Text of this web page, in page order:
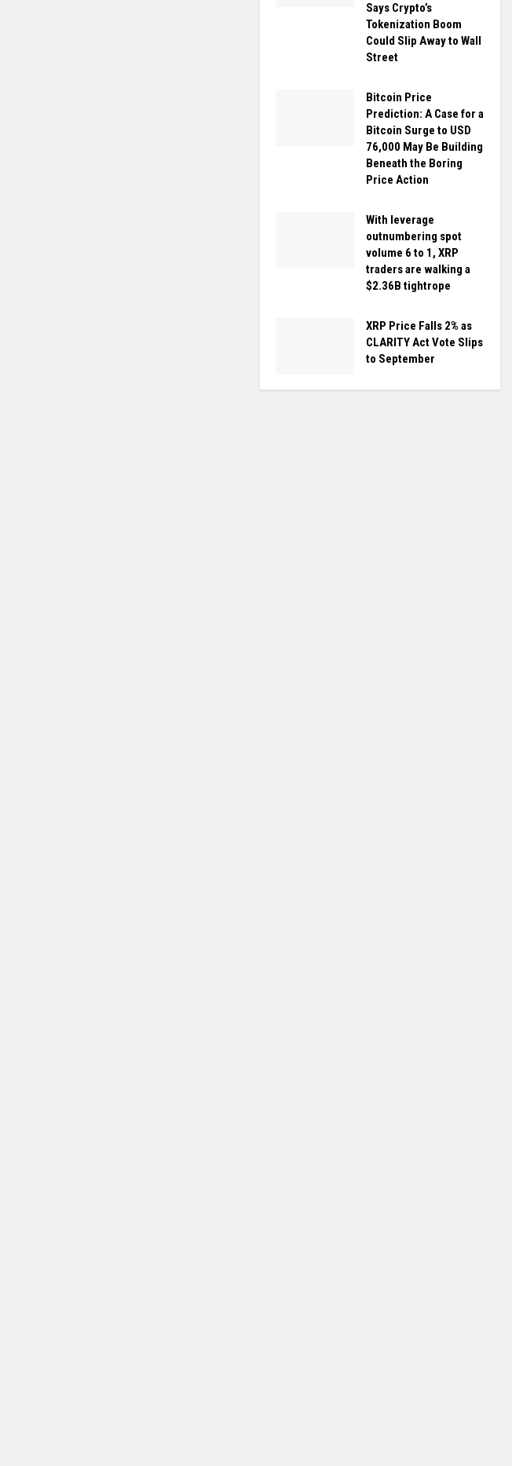
Says Crypto’s
Tokenization Boom
Could Slip Away to Wall
Street
Bitcoin Price
Prediction: A Case for a
Bitcoin Surge to USD
76,000 May Be Building
Beneath the Boring
Price Action
With leverage
outnumbering spot
volume 6 to 1, XRP
traders are walking a
$2.36B tightrope
XRP Price Falls 2% as
CLARITY Act Vote Slips
to September